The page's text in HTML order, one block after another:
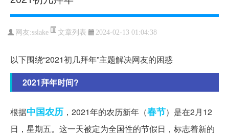
网友:sslake 文章列表 2024-02-13 01:04:38
以下围绕“2021初几拜年”主题解决网友的困惑
2021拜年时间?
根据中国农历 ，2021年的农历新年（春节）是在2月12
日，星期五。这一天被定为全国性的节假日，标志着新的